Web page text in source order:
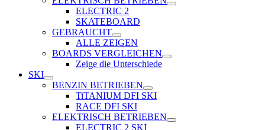
ELECTRIC 2
SKATEBOARD
GEBRAUCHT
ALLE ZEIGEN
BOARDS VERGLEICHEN
Zeige die Unterschiede
SKI
BENZIN BETRIEBEN
TiTANIUM DFI SKI
RACE DFI SKI
ELEKTRISCH BETRIEBEN
ELECTRIC 2 SKI